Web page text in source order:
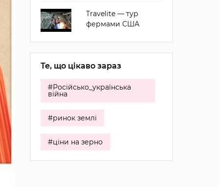
Travelite — тур
фермами США
Те, що цікаво зараз
#Російсько_українська
війна
#ринок землі
#ціни на зерно